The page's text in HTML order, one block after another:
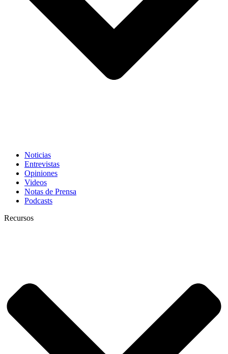
Noticias
Entrevistas
Opiniones
Videos
Notas de Prensa
Podcasts
Recursos